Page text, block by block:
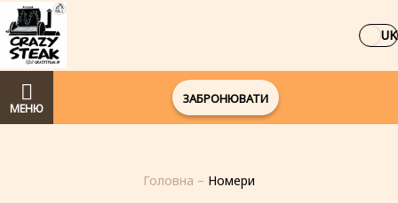
UK
МЕНЮ
ЗАБРОНЮВАТИ
Головна – Номери